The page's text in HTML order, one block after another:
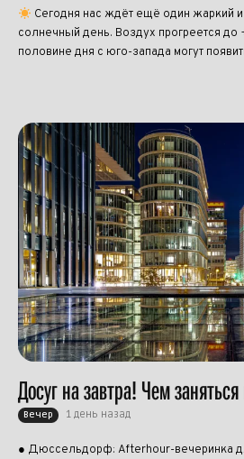
Сегодня нас ждёт ещё один жаркий
солнечный день. Воздух прогреется до
половине дня с юго-запада могут
Досуг на завтра! Чем заняться
Вечер 1 день назад
● Дюссельдорф: Afterhour-вечеринка